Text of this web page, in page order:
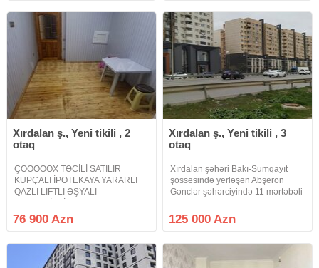
obyekt
Xırdalan ş., Yeni tikili , 2
otaq
ÇOOOOOX TƏCİLİ SATILIR
KUPÇALI İPOTEKAYA YARARLI
QAZLI LİFTLİ ƏŞYALI
- Sumqayıt yolunun kənarında
Riyad ticarət mərkəzi ilə üzbəüz
Şəhərciyində tamtəmirli əşyalı
76 900 Azn
Xırdalan ş., Yeni tikili , 3
otaq
Xırdalan şəhəri Bakı-Sumqayıt
şossesində yerləşən Abşeron
Gənclər şəhərciyində 11 mərtəbəli
85 kv .m olan qanuni 3 otaqlı
super təmirli, kupçalı bina evi təcili
125 000 Azn